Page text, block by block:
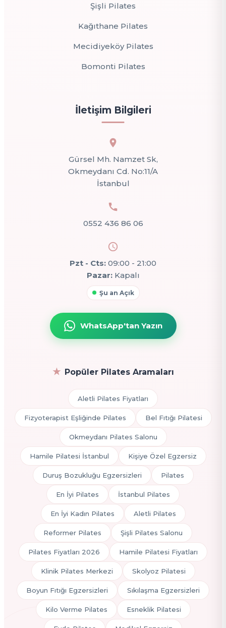
Şişli Pilates
Kağıthane Pilates
Mecidiyeköy Pilates
Bomonti Pilates
İletişim Bilgileri
Gürsel Mh. Namzet Sk,
Okmeydanı Cd. No:11/A
İstanbul
0552 436 86 06
Pzt - Cts: 09:00 - 21:00
Pazar:Kapalı
Şu an Açık
WhatsApp'tan Yazın
Popüler Pilates Aramaları
Aletli Pilates Fiyatları
Fizyoterapist Eşliğinde Pilates Bel Fıtığı Pilatesi
Okmeydanı Pilates Salonu
Hamile Pilatesi İstanbul Kişiye Özel Egzersiz
Duruş Bozukluğu Egzersizleri Pilates
En İyi Pilates İstanbul Pilates
En İyi Kadın Pilates Aletli Pilates
Reformer Pilates Şişli Pilates Salonu
Pilates Fiyatları 2026 Hamile Pilatesi Fiyatları
Klinik Pilates Merkezi Skolyoz Pilatesi
Boyun Fıtığı Egzersizleri Sıkılaşma Egzersizleri
Kilo Verme Pilates Esneklik Pilatesi